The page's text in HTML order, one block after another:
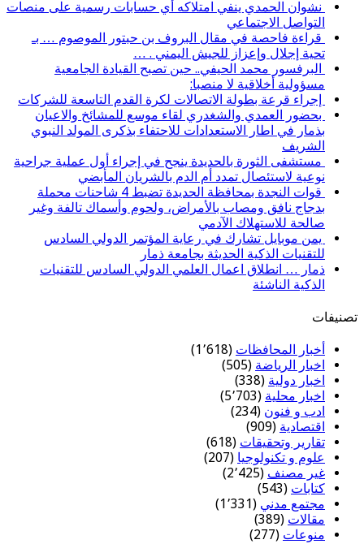
نشوان الحمدي ينفي امتلاكه أي حسابات رسمية على منصات
التواصل الاجتماعي
قراءة فاحصة في مقال البروف بن حبتور الموصوم … بـ
تحية إجلال وإعزاز للجيش اليمني . …
البرفسور محمد الحيفي.. حين تصبح القيادة الجامعية
مسؤولية أخلاقية لا منصبا:
إجراء قرعة بطولة الاتصالات لكرة القدم التاسعة للشركات
بحضور العمدي والشغدري لقاء موسع للمشائخ والاعيان
بذمار في اطار الاستعدادات للاحتفاء بذكرى المولد النبوي
الشريف
مستشفى الثورة بالحديدة ينجح في إجراء أول عملية جراحية
نوعية لاستئصال تمدد أم الدم بالشريان المأبضي
قوات النجدة بمحافظة الحديدة تضبط 4 شاحنات محملة
بدجاج نافق ومصاب بالأمراض، ولحوم وأسماك تالفة وغير
صالحة للاستهلاك الآدمي
يمن موبايل تشارك في رعاية المؤتمر الدولي السادس
للتقنيات الذكية الحديثة بجامعة ذمار
ذمار … انطلاق اعمال العلمي الدولي السادس للتقنيات
الذكية الناشئة
تصنيفات
أخبار المحافظات (1٬618)
اخبار الرياضة (505)
اخبار دولية (338)
اخبار محلية (5٬703)
ادب و فنون (234)
اقتصادية (909)
تقارير وتحقيقات (618)
علوم و تكنولوجيا (207)
غير مصنف (2٬425)
كتابات (543)
مجتمع مدني (1٬331)
مقالات (389)
منوعات (277)